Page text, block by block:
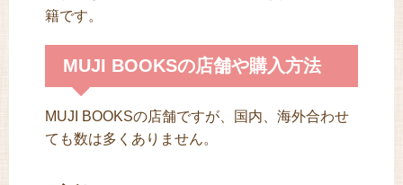
籍です。
MUJI BOOKSの店舗や購入方法
MUJI BOOKSの店舗ですが、国内、海外合わせ
ても数は多くありません。